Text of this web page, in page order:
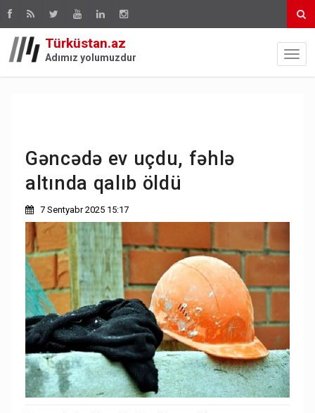
Türküstan.az
Adımız yolumuzdur
Gəncədə ev uçdu, fəhlə
altında qalıb öldü
7 Sentyabr 2025 15:17